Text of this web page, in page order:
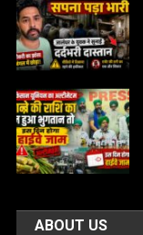
ABOUT US